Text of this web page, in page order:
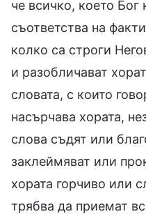
че всичко, което Бог
съответства на
колко са строги
и разобличават
словата, с които
насърчава хората,
слова съдят или
заклеймяват или
хората горчиво или
трябва да приемат